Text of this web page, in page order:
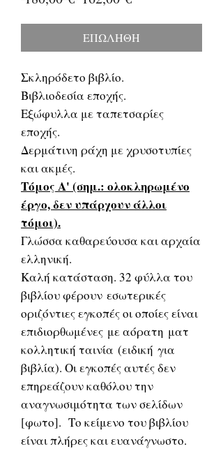
ΕΠΩΛΗΘΗ
Σκληρόδετο βιβλίο.
Βιβλιοδεσία εποχής.
Εξώφυλλα με ταπετσαρίες
εποχής.
Δερμάτινη ράχη με χρυσοτυπίες
και ακμές.
Τόμος Α' (σημ.: ολοκληρωμένο
έργο, δεν υπάρχουν άλλοι
τόμοι).
Γλώσσα καθαρεύουσα και αρχαία
ελληνική.
Καλή κατάσταση. 32 φύλλα του
βιβλίου φέρουν εσωτερικές
οριζόντιες εγκοπές οι οποίες είναι
επιδιορθωμένες με αόρατη ματ
κολλητική ταινία (ειδική για
βιβλία). Οι εγκοπές αυτές δεν
επηρεάζουν καθόλου την
αναγνωσιμότητα των σελίδων
[φωτο]. Το κείμενο του βιβλίου
είναι πλήρες και ευανάγνωστο.